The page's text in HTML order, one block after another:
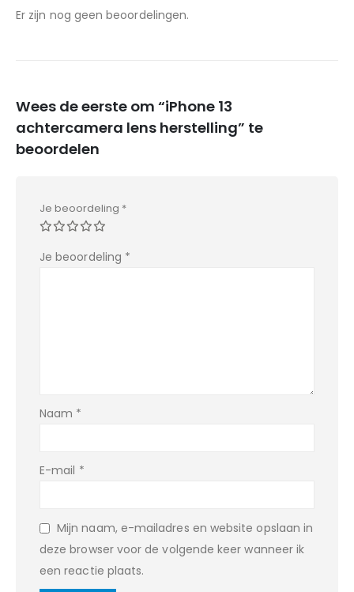
Er zijn nog geen beoordelingen.
Wees de eerste om “iPhone 13
achtercamera lens herstelling” te
beoordelen
Je beoordeling *
Je beoordeling *
Naam *
E-mail *
Mijn naam, e-mailadres en website opslaan in
deze browser voor de volgende keer wanneer ik
een reactie plaats.